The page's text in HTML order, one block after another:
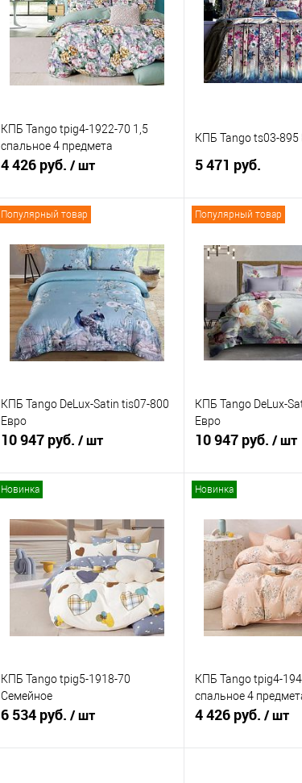
В избранное
В наличии
В избранное
КПБ Tango tpig4-1922-70 1,5
спальное 4 предмета
4 426 руб. / шт
Купить в 1 клик
Сравнение
В избранное
В наличии
КПБ Tango ts03-895
5 471 руб.
Купить в 1 клик
В избранное
Популярный товар
КПБ Tango DeLux-Satin tis07-800
Евро
10 947 руб. / шт
Купить в 1 клик
Сравнение
В избранное
В наличии
Популярный товар
КПБ Tango DeLux-
Евро
10 947 руб. / шт
Купить в 1 клик
В избранное
Новинка
КПБ Tango tpig5-1918-70
Семейное
6 534 руб. / шт
Новинка
КПБ Tango tpig4-
спальное 4
4 426 руб. / шт